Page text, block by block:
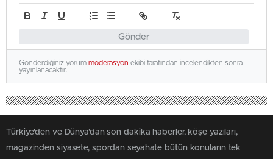
Gönder
Gönderdiğiniz yorum moderasyon ekibi tarafından incelendikten sonra
yayınlanacaktır.
Türkiye'den ve Dünya’dan son dakika haberler, köşe yazıları,
magazinden siyasete, spordan seyahate bütün konuların tek